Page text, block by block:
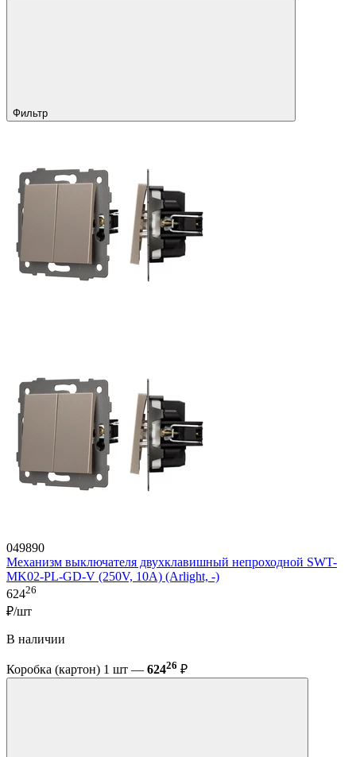
Фильтр
049890
Механизм выключателя двухклавишный непроходной SWT-
MK02-PL-GD-V (250V, 10A) (Arlight, -)
62426
₽/шт
В наличии
Коробка (картон) 1 шт — 62426 ₽